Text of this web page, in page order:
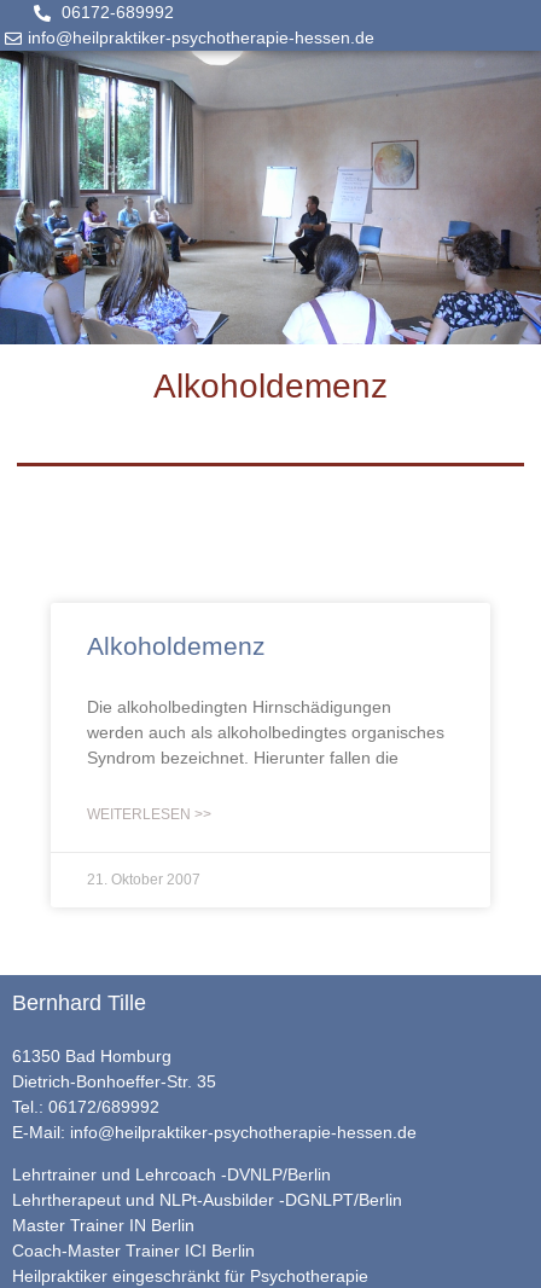
06172-689992
info@heilpraktiker-psychotherapie-hessen.de
Alkoholdemenz
Alkoholdemenz
Die alkoholbedingten Hirnschädigungen
werden auch als alkoholbedingtes organisches
Syndrom bezeichnet. Hierunter fallen die
WEITERLESEN >>
21. Oktober 2007
Bernhard Tille
61350 Bad Homburg
Dietrich-Bonhoeffer-Str. 35
Tel.: 06172/689992
E-Mail: info@heilpraktiker-psychotherapie-hessen.de
Lehrtrainer und Lehrcoach -DVNLP/Berlin
Lehrtherapeut und NLPt-Ausbilder -DGNLPT/Berlin
Master Trainer IN Berlin
Coach-Master Trainer ICI Berlin
Heilpraktiker eingeschränkt für Psychotherapie